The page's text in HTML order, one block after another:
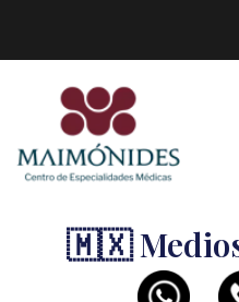
🇲🇽